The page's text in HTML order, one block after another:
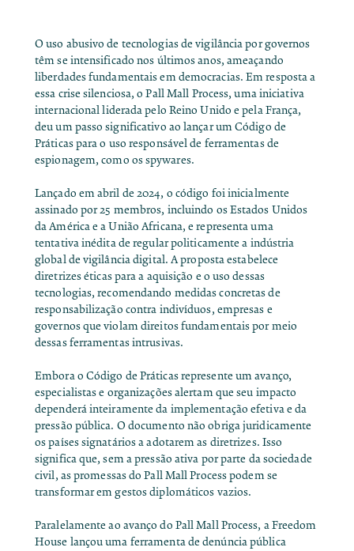
O uso abusivo de tecnologias de vigilância por governos
têm se intensificado nos últimos anos, ameaçando
liberdades fundamentais em democracias. Em resposta a
essa crise silenciosa, o Pall Mall Process, uma iniciativa
internacional liderada pelo Reino Unido e pela França,
deu um passo significativo ao lançar umCódigo de
Práticas para o uso responsável de ferramentas de
espionagem, como os spywares.
Lançado em abril de 2024, o código foi inicialmente
assinado por 25 membros, incluindo osEstados Unidos
da América e a União Africana, e representa uma
tentativa inédita de regular politicamente a indústria
global de vigilância digital. A proposta estabelece
diretrizes éticas para a aquisição e o uso dessas
tecnologias, recomendando medidas concretas de
responsabilização contra indivíduos, empresas e
governos que violam direitos fundamentais por meio
dessas ferramentas intrusivas.
Embora o Código de Práticas represente um avanço,
especialistas e organizações alertam que seu impacto
dependerá inteiramente da implementação efetiva e da
pressão pública. O documento não obriga juridicamente
os países signatários a adotarem as diretrizes. Isso
significa que, sem a pressão ativa por parte da sociedade
civil, as promessas do Pall Mall Process podem se
transformar em gestos diplomáticos vazios.
Paralelamenteao avanço do Pall Mall Process, a Freedom
House lançou uma ferramenta de denúncia pública